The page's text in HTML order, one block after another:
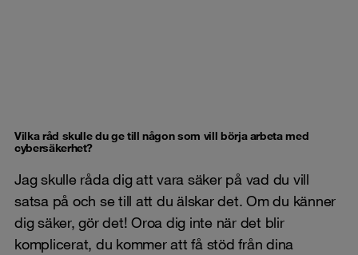
Vilka råd skulle du ge till någon som vill börja arbeta med
cybersäkerhet?
Jag skulle råda dig att vara säker på vad du vill
satsa på och se till att du älskar det. Om du känner
dig säker, gör det! Oroa dig inte när det blir
komplicerat, du kommer att få stöd från dina